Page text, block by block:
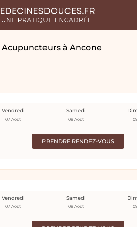
Acupuncteurs à Ancone
PRENDRE RENDEZ-VOUS
Vendredi
07 Août
Samedi
08 Août
Vendredi
07 Août
Samedi
08 Août